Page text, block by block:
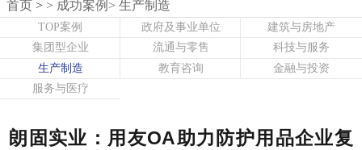
首页 > > 成功案例 > 生产制造
TOP案例 政府及事业单位
建筑与房地产
集团型企业
流通与零售
科技与服务
生产制造
教育咨询
金融与投资
服务与医疗
朗固实业：用友OA助力防护用品企业复